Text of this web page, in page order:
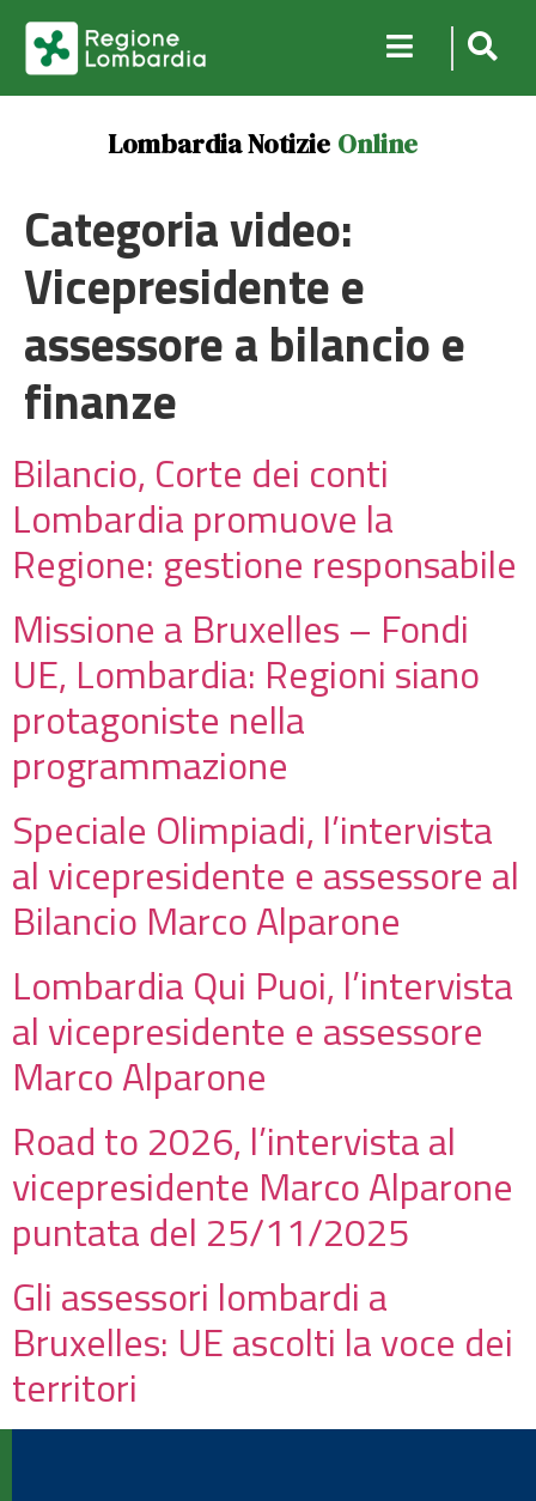
Lombardia Notizie Online
Categoria video:
Vicepresidente e
assessore a bilancio e
finanze
Bilancio, Corte dei conti
Lombardia promuove la
Regione: gestione responsabile
Missione a Bruxelles – Fondi
UE, Lombardia: Regioni siano
protagoniste nella
programmazione
Speciale Olimpiadi, l’intervista
al vicepresidente e assessore al
Bilancio Marco Alparone
Lombardia Qui Puoi, l’intervista
al vicepresidente e assessore
Marco Alparone
Road to 2026, l’intervista al
vicepresidente Marco Alparone
puntata del 25/11/2025
Gli assessori lombardi a
Bruxelles: UE ascolti la voce dei
territori